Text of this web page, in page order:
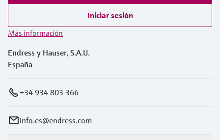
Iniciar sesión
Más información
Endress y Hauser, S.A.U.
España
+34 934 803 366
info.es@endress.com